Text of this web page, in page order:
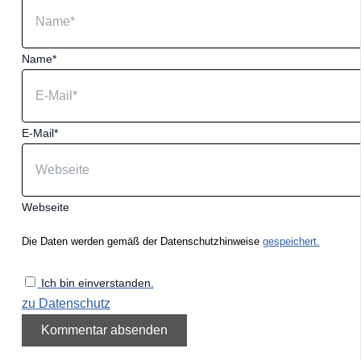
Name*
E-Mail*
Webseite
Die Daten werden gemäß der Datenschutzhinweise gespeichert.
Ich bin einverstanden.
zu Datenschutz